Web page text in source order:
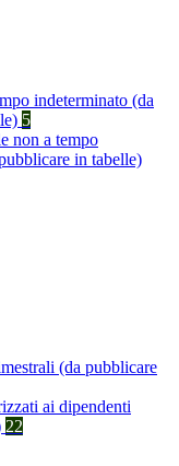
indeterminato (da
5
non a tempo
in tabelle)
(da pubblicare
ai dipendenti
22